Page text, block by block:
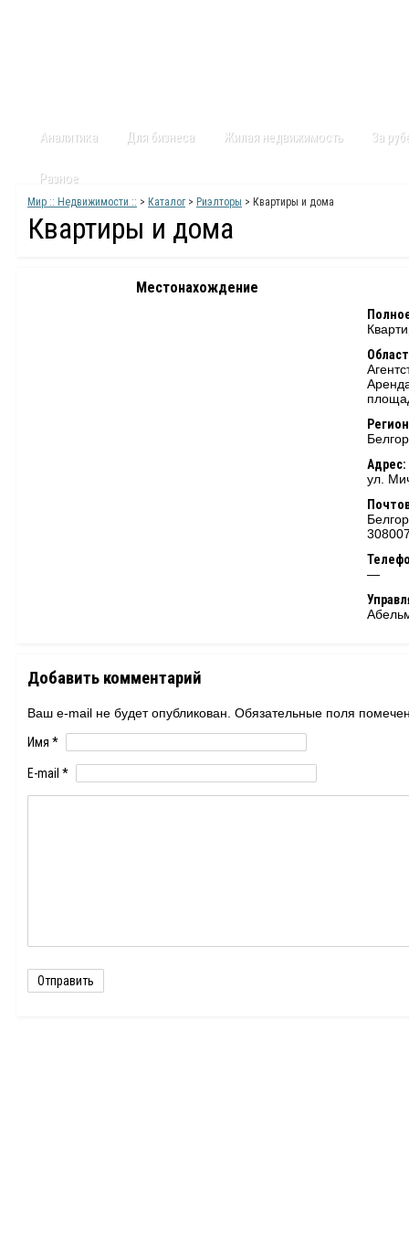
Аналитика Для бизнеса Жилая недвижимость За
Разное
Мир :: Недвижимости :: > Каталог> Риэлторы > Квартиры и дома
Квартиры и дома
Местонахождение
Адрес:
ул.
—
Добавить комментарий
Ваш e-mail не будет опубликован. Обязательные поля
Имя *
E-mail *